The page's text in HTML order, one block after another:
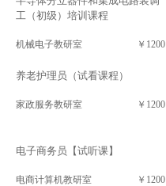
工（初级）培训课程
机械电子教研室 ￥1200
养老护理员（试看课程）
家政服务教研室 ￥1200
电子商务员【试听课】
电商计算机教研室 ￥1200